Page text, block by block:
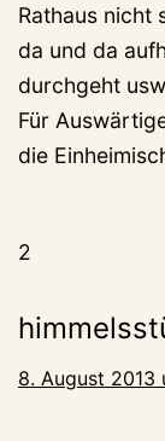
Rathaus nicht
da und da
durchgeht
Für
die
2
8. August 2013